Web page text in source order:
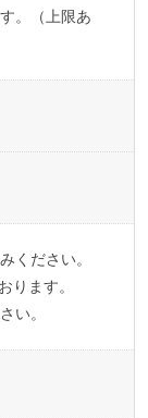
。（上限あ
ください。
ります。
い。